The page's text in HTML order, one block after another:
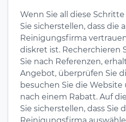
Wenn Sie all diese
Sie sicherstellen, dass die
Reinigungsfirma
diskret ist. Recherchieren
Sie nach Referenzen,
Angebot, überprüfen Sie
besuchen Sie die Website
nach einem Rabatt. Auf
Sie sicherstellen, dass Sie
Reinigungsfirma